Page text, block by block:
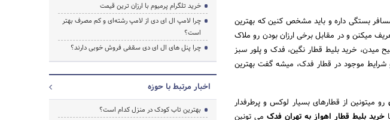
بستگی داره و باید مشخص کنین که بهترین
میکنن و در مقابل برخی ارزان بودن رو ملاک
میدن، خرید بلیط قطار نگین، فدک و پلور سبز
شرایط موجود در قطار فدک، میشه گفت بهترین
رو میتونین از قطارهای بسیار لوکس و پرطرفدار
خرید بلیط قطار اهواز به تهران فدکمی تونین
خرید تلگرام پرمیوم با ارزان ترین قیمت
چرا لامپ ال ای دی از لامپ رشته‌ای و کم مصرف بهتر
است؟
چرا پنل های ال ای دی سقفی فروش خوبی دارند؟
اخبار مرتبط با حوزه
بهترین تاب کودک در منزل کدام است؟